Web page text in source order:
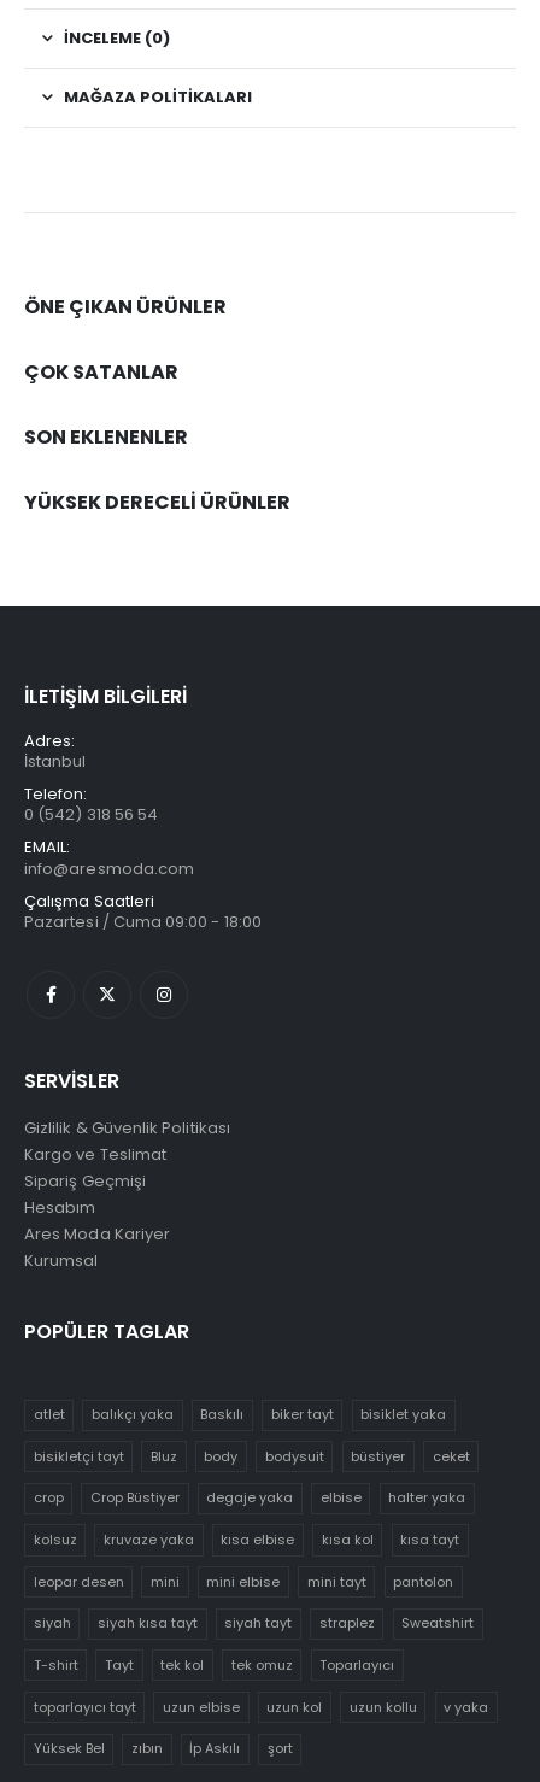
İNCELEME (0)
MAĞAZA POLITIKALARI
ÖNE ÇIKAN ÜRÜNLER
ÇOK SATANLAR
SON EKLENENLER
YÜKSEK DERECELİ ÜRÜNLER
İLETİŞİM BİLGİLERİ
Adres:
İstanbul
Telefon:
0 (542) 318 56 54
EMAIL:
info@aresmoda.com
Çalışma Saatleri
Pazartesi / Cuma 09:00 - 18:00
SERVİSLER
Gizlilik & Güvenlik Politikası
Kargo ve Teslimat
Sipariş Geçmişi
Hesabım
Ares Moda Kariyer
Kurumsal
POPÜLER TAGLAR
atlet balıkçı yaka Baskılı biker tayt bisiklet yaka
bisikletçi tayt Bluz body bodysuit büstiyer ceket
crop Crop Büstiyer degaje yaka elbise halter yaka
kolsuz kruvaze yaka kısa elbise kısa kol kısa tayt
leopar desen mini mini elbise mini tayt pantolon
siyah siyah kısa tayt siyah tayt straplez Sweatshirt
T-shirt Tayt tek kol tek omuz Toparlayıcı
toparlayıcı tayt uzun elbise uzun kol uzun kollu v yaka
Yüksek Bel zıbın İp Askılı şort